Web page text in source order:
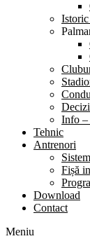
Info –
Tehnic
Antrenori
Fișă
Download
Contact
Meniu